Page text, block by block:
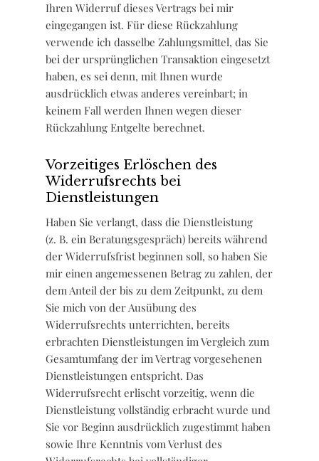
Ihren Widerruf dieses Vertrags bei mir
eingegangen ist. Für diese Rückzahlung
verwende ich dasselbe Zahlungsmittel, das Sie
bei der ursprünglichen Transaktion eingesetzt
haben, es sei denn, mit Ihnen wurde
ausdrücklich etwas anderes vereinbart; in
keinem Fall werden Ihnen wegen dieser
Rückzahlung Entgelte berechnet.
Vorzeitiges Erlöschen des
Widerrufsrechts bei
Dienstleistungen
Haben Sie verlangt, dass die Dienstleistung
(z. B. ein Beratungsgespräch) bereits während
der Widerrufsfrist beginnen soll, so haben Sie
mir einen angemessenen Betrag zu zahlen, der
dem Anteil der bis zu dem Zeitpunkt, zu dem
Sie mich von der Ausübung des
Widerrufsrechts unterrichten, bereits
erbrachten Dienstleistungen im Vergleich zum
Gesamtumfang der im Vertrag vorgesehenen
Dienstleistungen entspricht. Das
Widerrufsrecht erlischt vorzeitig, wenn die
Dienstleistung vollständig erbracht wurde und
Sie vor Beginn ausdrücklich zugestimmt haben
sowie Ihre Kenntnis vom Verlust des